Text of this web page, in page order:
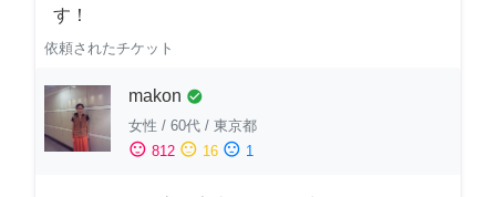
す！
依頼されたチケット
makon check_circle
女性 / 60代 / 東京都
sentiment_satisfied 812 sentiment_neutral 16 sentiment_dissatisfied 1